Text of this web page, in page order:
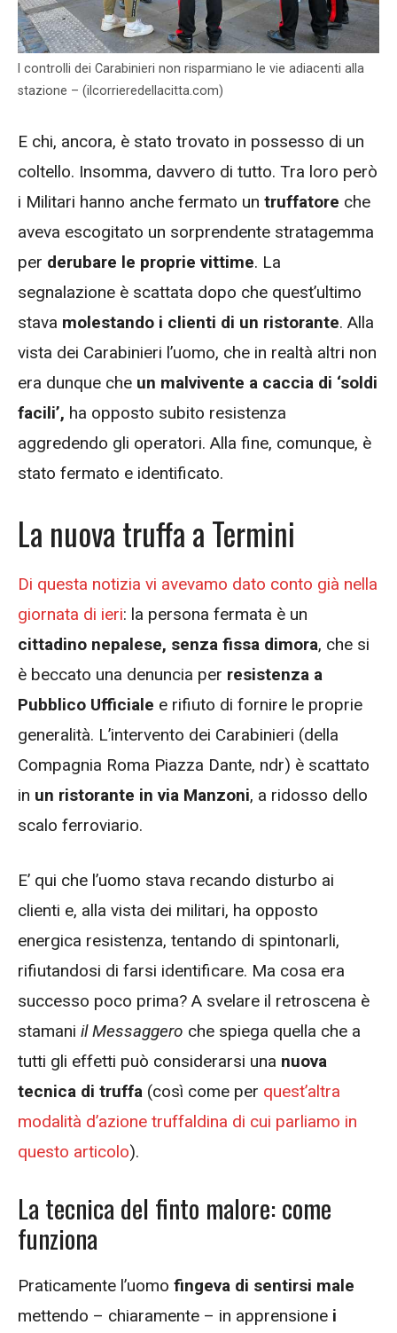
I controlli dei Carabinieri non risparmiano le vie adiacenti alla
stazione – (ilcorrieredellacitta.com)
E chi, ancora, è stato trovato in possesso di un
coltello. Insomma, davvero di tutto. Tra loro però
i Militari hanno anche fermato un truffatore che
aveva escogitato un sorprendente stratagemma
per derubare le proprie vittime. La
segnalazione è scattata dopo che quest’ultimo
stava molestando i clienti di un ristorante. Alla
vista dei Carabinieri l’uomo, che in realtà altri non
era dunque che un malvivente a caccia di ‘soldi
facili’, ha opposto subito resistenza
aggredendo gli operatori. Alla fine, comunque, è
stato fermato e identificato.
La nuova truffa a Termini
Di questa notizia vi avevamo dato conto già nella
giornata di ieri: la persona fermata è un
cittadino nepalese, senza fissa dimora, che si
è beccato una denuncia per resistenza a
Pubblico Ufficiale e rifiuto di fornire le proprie
generalità. L’intervento dei Carabinieri (della
Compagnia Roma Piazza Dante, ndr) è scattato
in un ristorante in via Manzoni, a ridosso dello
scalo ferroviario.
E’ qui che l’uomo stava recando disturbo ai
clienti e, alla vista dei militari, ha opposto
energica resistenza, tentando di spintonarli,
rifiutandosi di farsi identificare. Ma cosa era
successo poco prima? A svelare il retroscena è
stamani il Messaggero che spiega quella che a
tutti gli effetti può considerarsi una nuova
tecnica di truffa (così come per quest’altra
modalità d’azione truffaldina di cui parliamo in
questo articolo).
La tecnica del finto malore: come
funziona
Praticamente l’uomo fingeva di sentirsi male
mettendo – chiaramente – in apprensione i